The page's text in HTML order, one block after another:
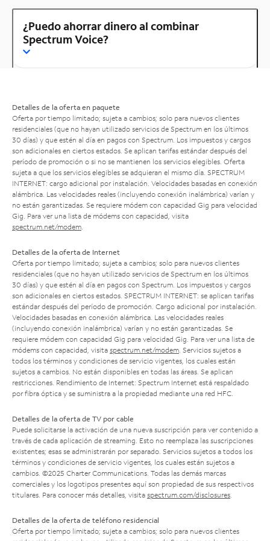
¿Puedo ahorrar dinero al combinar
Spectrum Voice?
Detalles de la oferta en paquete
Oferta por tiempo limitado; sujeta a cambios; solo para nuevos clientes
residenciales (que no hayan utilizado servicios de Spectrum en los últimos
30 días) y que estén al día en pagos con Spectrum. Los impuestos y cargos
son adicionales en ciertos estados. Se aplican tarifas estándar después del
período de promoción o si no se mantienen los servicios elegibles. Oferta
sujeta a que los servicios elegibles se adquieran el mismo día. SPECTRUM
INTERNET: cargo adicional por instalación. Velocidades basadas en conexión
alámbrica. Las velocidades reales (incluyendo conexión inalámbrica) varían y
no están garantizadas. Se requiere módem con capacidad Gig para velocidad
Gig. Para ver una lista de módems con capacidad, visita
spectrum.net/modem
Detalles de la oferta de Internet
Oferta por tiempo limitado; sujeta a cambios; solo para nuevos clientes
residenciales (que no hayan utilizado servicios de Spectrum en los últimos
30 días) y que estén al día en pagos con Spectrum. Los impuestos y cargos
son adicionales en ciertos estados. SPECTRUM INTERNET: se aplican tarifas
estándar después del período de promoción. Cargo adicional por instalación.
Velocidades basadas en conexión alámbrica. Las velocidades reales
(incluyendo conexión inalámbrica) varían y no están garantizadas. Se
requiere módem con capacidad Gig para velocidad Gig. Para ver una lista de
módems con capacidad, visita spectrum.net/modem . Servicios sujetos a
todos los términos y condiciones de servicio vigentes, los cuales están
sujetos a cambios. No están disponibles en todas las áreas. Se aplican
restricciones. Rendimiento de Internet: Spectrum Internet está respaldado
por fibra óptica y se suministra a la propiedad mediante una red HFC.
Detalles de la oferta de TV por cable
Puede solicitarse la activación de una nueva suscripción para ver contenido a
través de cada aplicación de streaming. Esto no reemplaza las suscripciones
existentes; esas se administrarán por separado. Servicios sujetos a todos los
términos y condiciones de servicio vigentes, los cuales están sujetos a
cambios. ©2025 Charter Communications. Todas las demás marcas
comerciales y los logotipos presentes aquí son propiedad de sus respectivos
titulares. Para conocer más detalles, visita spectrum.com/disclosures
Detalles de la oferta de teléfono residencial
Oferta por tiempo limitado; sujeta a cambios; solo para nuevos clientes